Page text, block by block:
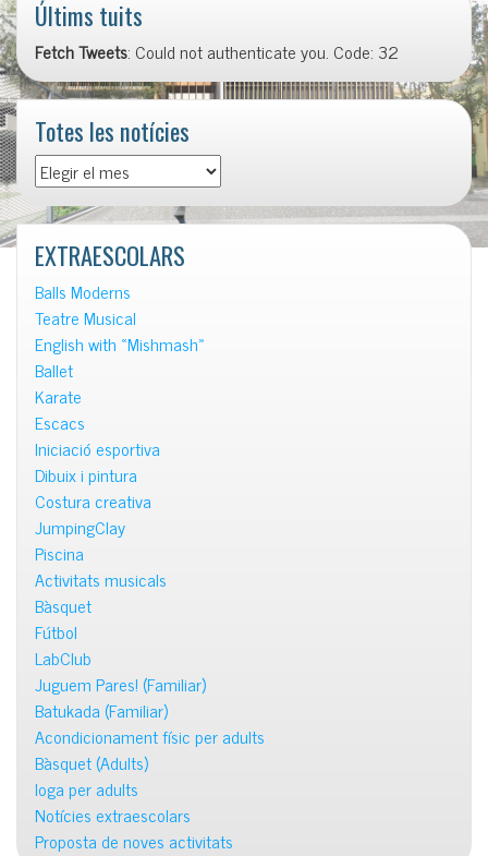
Últims tuits
Fetch Tweets: Could not authenticate you. Code: 32
Totes les notícies
Totes
les
notícies
EXTRAESCOLARS
Balls Moderns
Teatre Musical
English with «Mishmash»
Ballet
Karate
Escacs
Iniciació esportiva
Dibuix i pintura
Costura creativa
JumpingClay
Piscina
Activitats musicals
Bàsquet
Fútbol
LabClub
Juguem Pares! (Familiar)
Batukada (Familiar)
Acondicionament físic per adults
Bàsquet (Adults)
Ioga per adults
Notícies extraescolars
Proposta de noves activitats